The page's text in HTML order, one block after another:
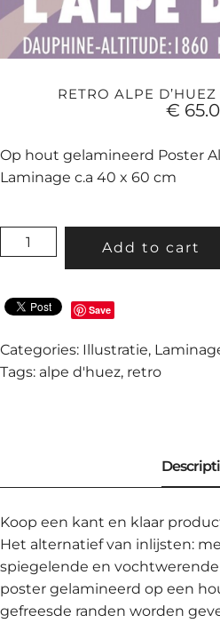
RETRO ALPE
€
Op hout gelamineerd Poster
Laminage c.a 40 x 60 cm
RETRO
ALPE
NEIGE
SOLEIL
QUANTITY
Add to cart
Save
Categories: Illustratie,
Tags: alpe d'huez, retro
Koop een kant en klaar
Het alternatief van inlijsten:
spiegelende en
poster gelamineerd op een
gefreesde randen worden